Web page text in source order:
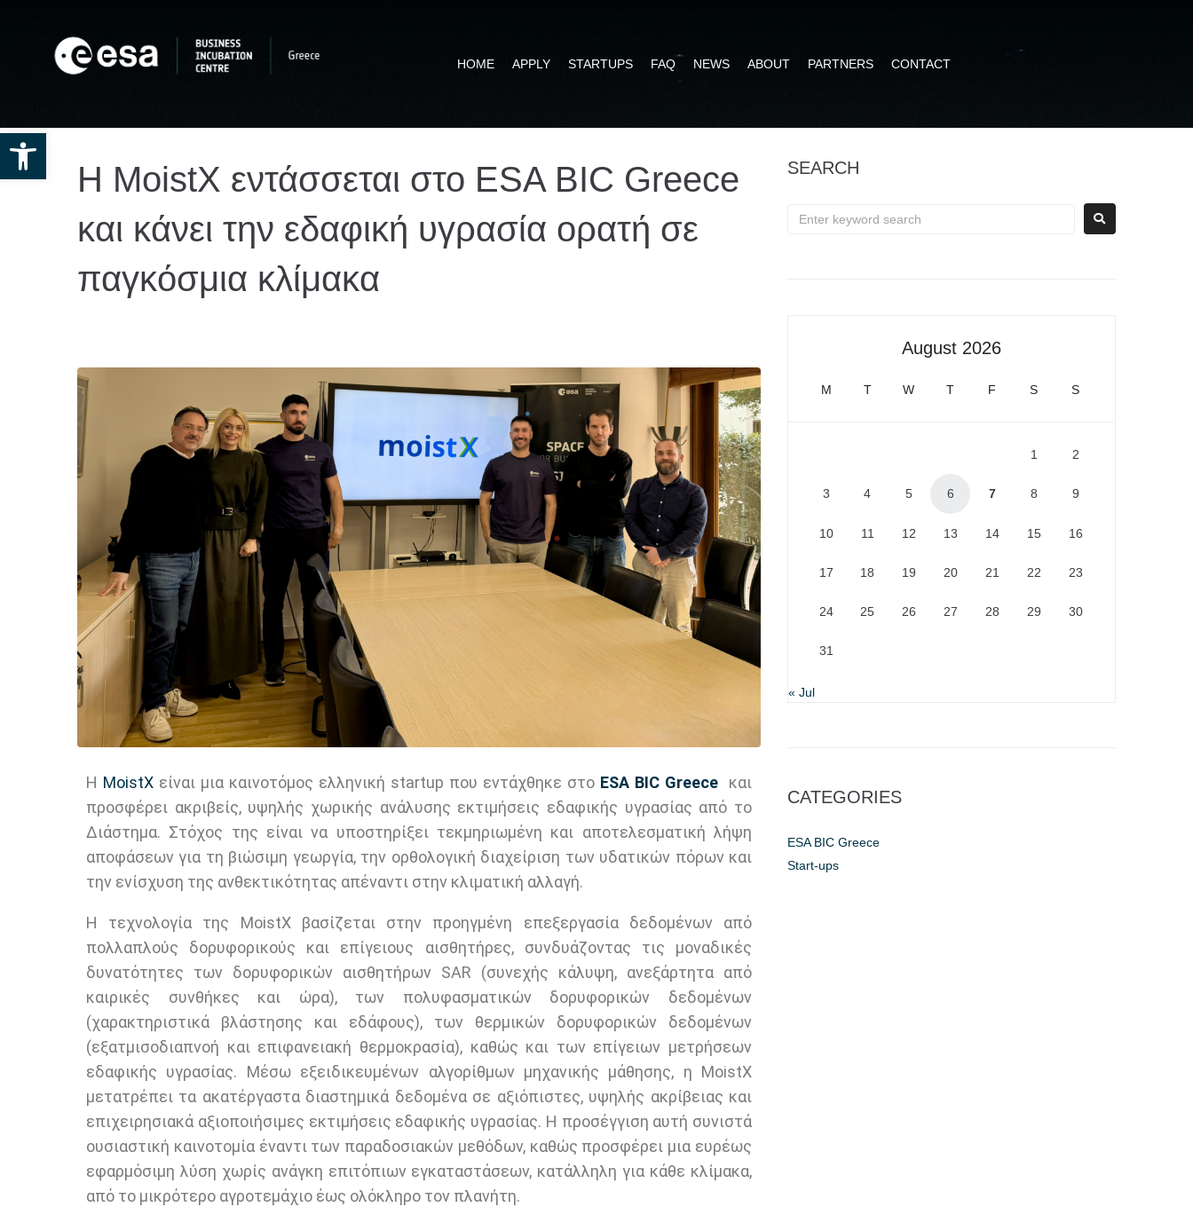
Open toolbar
HOME APPLY STARTUPS FAQ NEWS ABOUT PARTNERS CONTACT
Η MoistX εντάσσεται στο ESA BIC Greece
και κάνει την εδαφική υγρασία ορατή σε
παγκόσμια κλίμακα
Η MoistX είναι μια καινοτόμος ελληνική startup που εντάχθηκε στο ESA BIC Greece
και
προσφέρει ακριβείς, υψηλής χωρικής ανάλυσης εκτιμήσεις εδαφικής υγρασίας από το
Διάστημα. Στόχος της είναι να υποστηρίξει τεκμηριωμένη και αποτελεσματική λήψη
αποφάσεων για τη βιώσιμη γεωργία, την ορθολογική διαχείριση των υδατικών πόρων και
την ενίσχυση της ανθεκτικότητας απέναντι στην κλιματική αλλαγή.
Η τεχνολογία της MoistX βασίζεται στην προηγμένη επεξεργασία δεδομένων από
πολλαπλούς δορυφορικούς και επίγειους αισθητήρες, συνδυάζοντας τις μοναδικές
δυνατότητες των δορυφορικών αισθητήρων SAR (συνεχής κάλυψη, ανεξάρτητα από
καιρικές συνθήκες και ώρα), των πολυφασματικών δορυφορικών δεδομένων
(χαρακτηριστικά βλάστησης και εδάφους), των θερμικών δορυφορικών δεδομένων
(εξατμισοδιαπνοή και επιφανειακή θερμοκρασία), καθώς και των επίγειων μετρήσεων
εδαφικής υγρασίας. Μέσω εξειδικευμένων αλγορίθμων μηχανικής μάθησης, η MoistX
μετατρέπει τα ακατέργαστα διαστημικά δεδομένα σε αξιόπιστες, υψηλής ακρίβειας και
επιχειρησιακά αξιοποιήσιμες εκτιμήσεις εδαφικής υγρασίας. Η προσέγγιση αυτή συνιστά
ουσιαστική καινοτομία έναντι των παραδοσιακών μεθόδων, καθώς προσφέρει μια ευρέως
εφαρμόσιμη λύση χωρίς ανάγκη επιτόπιων εγκαταστάσεων, κατάλληλη για κάθε κλίμακα,
από το μικρότερο αγροτεμάχιο έως ολόκληρο τον πλανήτη.
SEARCH
August 2026
M T W T F S S
1 2
3 4 5 6 7 8 9
10 11 12 13 14 15 16
17 18 19 20 21 22 23
24 25 26 27 28 29 30
31
« Jul
CATEGORIES
ESA BIC Greece
Start-ups